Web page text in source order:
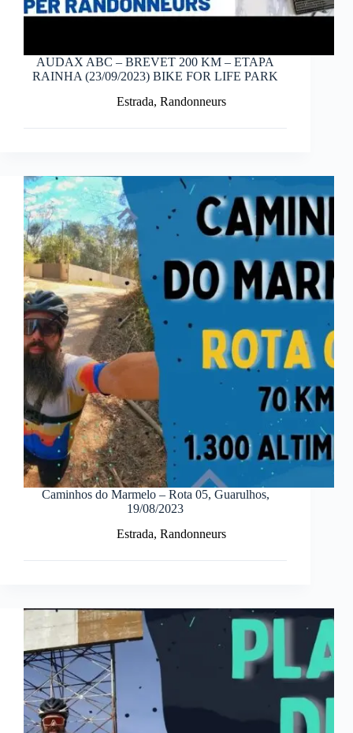
AUDAX ABC – BREVET 200 KM – ETAPA
RAINHA (23/09/2023) BIKE FOR LIFE PARK
Estrada, Randonneurs
Caminhos do Marmelo – Rota 05, Guarulhos,
19/08/2023
Estrada, Randonneurs